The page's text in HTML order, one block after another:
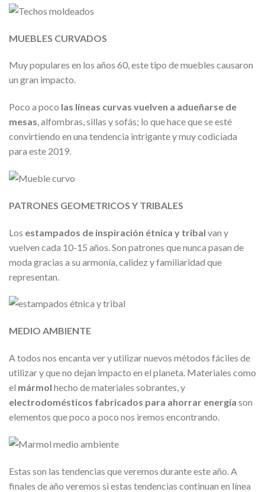
MUEBLES CURVADOS
Muy populares en los años 60, este tipo de muebles causaron
un gran impacto.
Poco a poco las líneas curvas vuelven a adueñarse de
mesas, alfombras, sillas y sofás; lo que hace que se esté
convirtiendo en una tendencia intrigante y muy codiciada
para este 2019.
PATRONES GEOMETRICOS Y TRIBALES
Los estampados de inspiración étnica y tribal van y
vuelven cada 10-15 años. Son patrones que nunca pasan de
moda gracias a su armonía, calidez y familiaridad que
representan.
MEDIO AMBIENTE
A todos nos encanta ver y utilizar nuevos métodos fáciles de
utilizar y que no dejan impacto en el planeta. Materiales como
el mármol hecho de materiales sobrantes, y
electrodomésticos fabricados para ahorrar energía son
elementos que poco a poco nos iremos encontrando.
Estas son las tendencias que veremos durante este año. A
finales de año veremos si estas tendencias continuan en línea